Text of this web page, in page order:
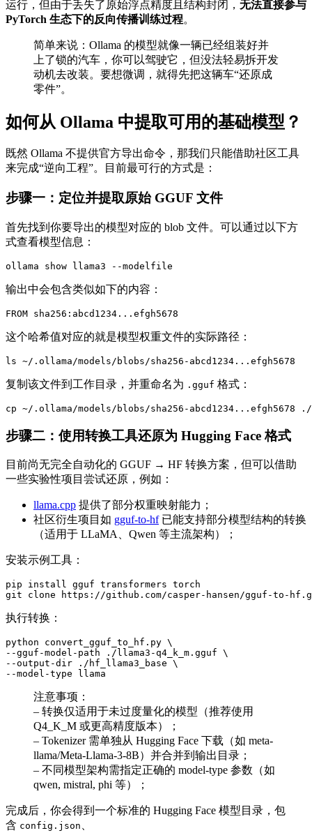
运行，但由于丢失了原始浮点精度且结构封闭， 无法直接参与
PyTorch 生态下的反向传播训练过程。
简单来说：Ollama 的模型就像一辆已经组装好并
上了锁的汽车，你可以驾驶它，但没法轻易拆开发
动机去改装。要想微调，就得先把这辆车“还原成
零件”。
如何从 Ollama 中提取可用的基础模型？
既然 Ollama 不提供官方导出命令，那我们只能借助社区工具
来完成“逆向工程”。目前最可行的方式是：
步骤一：定位并提取原始 GGUF 文件
首先找到你要导出的模型对应的 blob 文件。可以通过以下方
式查看模型信息：
输出中会包含类似如下的内容：
FROM sha256:abcd1234...efgh5678
这个哈希值对应的就是模型权重文件的实际路径：
ls ~/.ollama/models/blobs/sha256-abcd1234...efgh5678
复制该文件到工作目录，并重命名为 .gguf 格式：
cp ~/.ollama/models/blobs/sha256-abcd1234...efgh5678 ./
步骤二：使用转换工具还原为 Hugging Face 格式
目前尚无完全自动化的 GGUF → HF 转换方案，但可以借助
一些实验性项目尝试还原，例如：
llama.cpp 提供了部分权重映射能力；
社区衍生项目如 gguf-to-hf已能支持部分模型结构的转换
（适用于 LLaMA、Qwen 等主流架构）；
安装示例工具：
pip install gguf transformers torch
git clone https://github.com/casper-hansen/gguf-to-
执行转换：
python convert_gguf_to_hf.py \
--gguf-model-path ./llama3-q4_k_m.gguf \
--output-dir ./hf_llama3_base \
--model-type llama
注意事项：
– 转换仅适用于未过度量化的模型（推荐使用
Q4_K_M 或更高精度版本）；
– Tokenizer 需单独从 Hugging Face 下载（如 meta-
llama/Meta-Llama-3-8B）并合并到输出目录；
– 不同模型架构需指定正确的 model-type 参数（如
qwen, mistral, phi 等）；
完成后，你会得到一个标准的 Hugging Face 模型目录，包
含 config.json